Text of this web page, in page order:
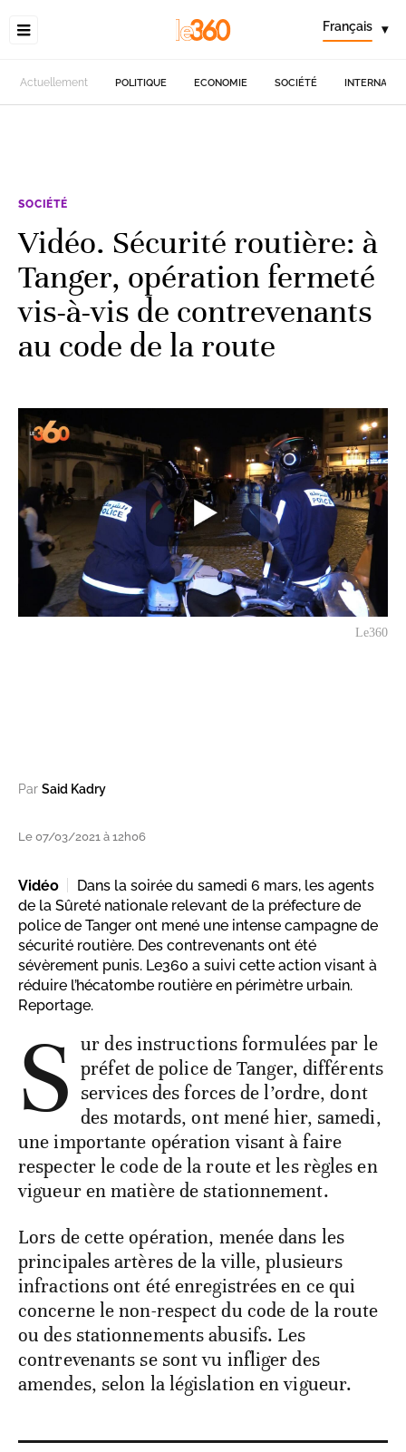
Français ▾
Actuellement POLITIQUE ECONOMIE SOCIÉTÉ
SOCIÉTÉ
Vidéo. Sécurité routière: à
Tanger, opération fermeté
vis-à-vis de contrevenants
au code de la route
Le360
Par Said Kadry
Le 07/03/2021 à 12h06
Vidéo
Dans la soirée du samedi 6 mars, les agents
de la Sûreté nationale relevant de la préfecture de
police de Tanger ont mené une intense campagne de
sécurité routière. Des contrevenants ont été
sévèrement punis. Le360 a suivi cette action visant à
réduire l’hécatombe routière en périmètre urbain.
Reportage.
S ur des instructions formulées par le
préfet de police de Tanger, différents
services des forces de l’ordre, dont
des motards, ont mené hier, samedi,
une importante opération visant à faire
respecter le code de la route et les règles en
vigueur en matière de stationnement.
Lors de cette opération, menée dans les
principales artères de la ville, plusieurs
infractions ont été enregistrées en ce qui
concerne le non-respect du code de la route
ou des stationnements abusifs. Les
contrevenants se sont vu infliger des
amendes, selon la législation en vigueur.